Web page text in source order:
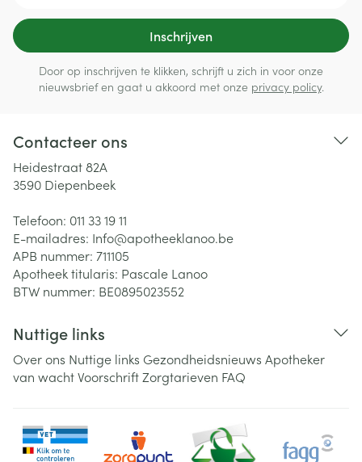
Inschrijven
Door op inschrijven te klikken, schrijft u zich in voor onze
nieuwsbrief en gaat u akkoord met onze privacy policy.
Contacteer ons
Heidestraat 82A
3590 Diepenbeek
Telefoon: 011 33 19 11
E-mailadres: Info@apotheeklanoo.be
APB nummer: 711105
Apotheek titularis: Pascale Lanoo
BTW nummer: BE0895023552
Nuttige links
Over ons Nuttige links Gezondheidsnieuws Apotheker
van wachtVoorschriftZorgtarieven FAQ